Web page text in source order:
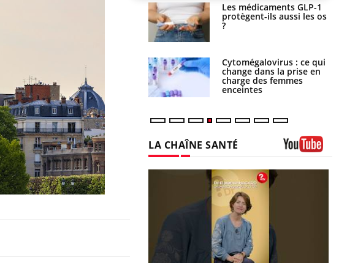
stratégie simple aurait
changé la donne au Pays
basque
Les médicaments GLP-1
protègent-ils aussi les os
?
Cytomégalovirus : ce qui
change dans la prise en
charge des femmes
enceintes
LA CHAÎNE SANTÉ